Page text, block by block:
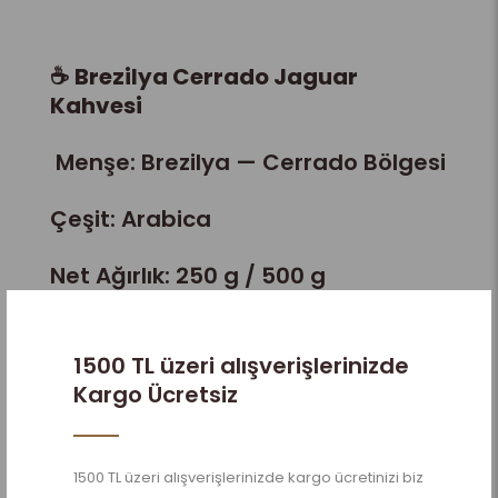
1500 TL üzeri alışverişlerinizde
Kargo Ücretsiz
1500 TL üzeri alışverişlerinizde kargo ücretinizi biz
☕ Brezilya Cerrado Jaguar
Kahvesi
Menşe: Brezilya — Cerrado Bölgesi
Çeşit: Arabica
Net Ağırlık: 250 g / 500 g
Roast)
Ürün Açıklaması
Brezilya’nın eşsiz kahve